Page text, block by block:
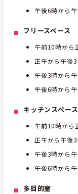
午後6時から
フリースペース
午前10時から
正午から午後
午後3時から
午後6時から
キッチンスペース
午前10時から
正午から午後
午後3時から
午後6時から
多目的室